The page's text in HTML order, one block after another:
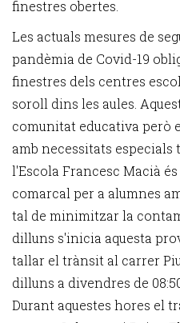
finestres obertes.
Les actuals mesures de
pandèmia de Covid-19
finestres dels centres
soroll dins les aules.
comunitat educativa però
amb necessitats
l'Escola Francesc Macià
comarcal per a alumnes
tal de minimitzar la
dilluns s'inicia aquesta
tallar el trànsit al carrer
dilluns a divendres de 08:50
Durant aquestes hores el